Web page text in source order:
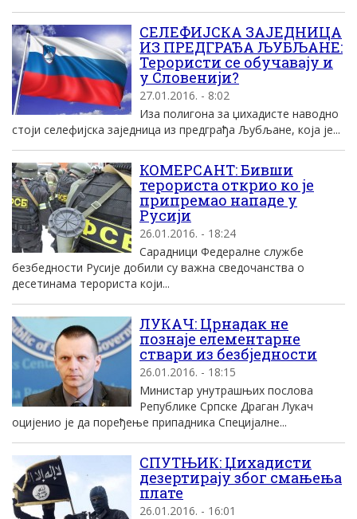
СЕЛЕФИЈСКА ЗАЈЕДНИЦА
ИЗ ПРЕДГРАЂА ЉУБЉАНЕ:
Терористи се обучавају и
у Словенији?
27.01.2016. - 8:02
Иза полигона за џихадисте наводно
стоји селефијска заједница из предграђа Љубљане, која је...
КОМЕРСАНТ: Бивши
терориста открио ко је
припремао нападе у
Русији
26.01.2016. - 18:24
Сарадници Федералне службе
безбедности Русије добили су важна сведочанства о
десетинама терориста који...
ЛУКАЧ: Црнадак не
познаје елементарне
ствари из безбједности
26.01.2016. - 18:15
Министар унутрашњих послова
Републике Српске Драган Лукач
оцијенио је да поређење припадника Специјалне...
СПУТЊИК: Џихадисти
дезертираjу због смањења
плате
26.01.2016. - 16:01